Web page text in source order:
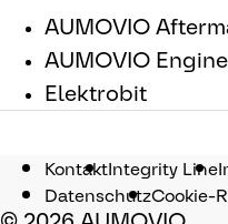
AUMOVIO
AUMOVIO
Elektrobit
KontaktIntegrity Line
DatenschutzCookie-